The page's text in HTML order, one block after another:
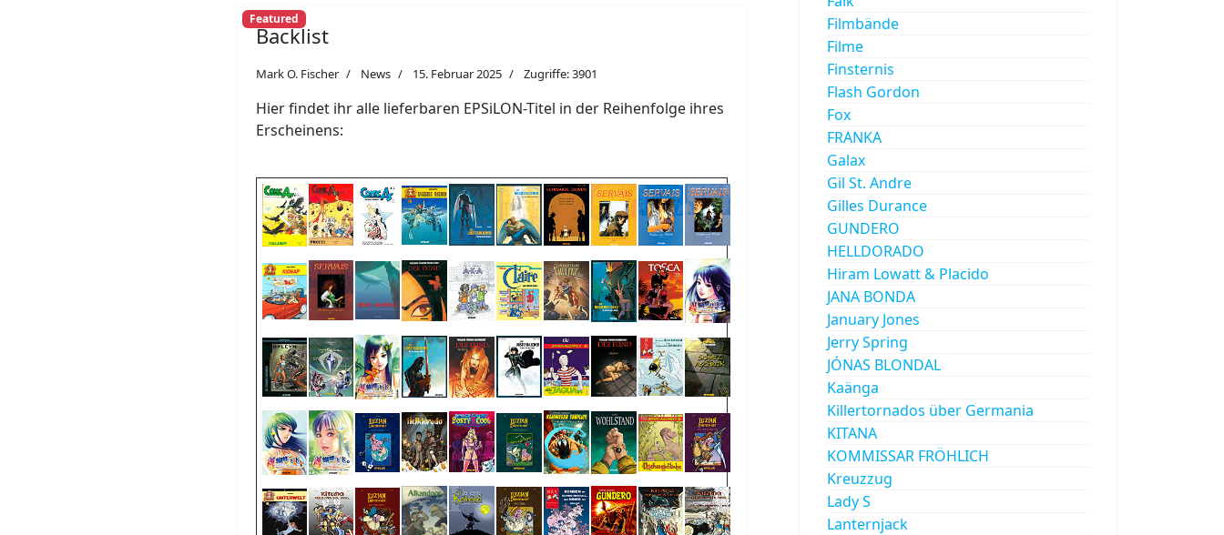
Featured
Backlist
Mark O. Fischer News 15. Februar 2025 Zugriffe: 3901
Hier findet ihr alle lieferbaren EPSiLON-Titel in der Reihenfolge ihres
Erscheinens:
Filmbände
Filme
Finsternis
Flash Gordon
Fox
FRANKA
Galax
Gil St. Andre
Gilles Durance
GUNDERO
HELLDORADO
Hiram Lowatt & Placido
JANA BONDA
January Jones
Jerry Spring
JÓNAS BLONDAL
Kaänga
Killertornados über Germania
KITANA
KOMMISSAR FRÖHLICH
Kreuzzug
Lady S
Lanternjack